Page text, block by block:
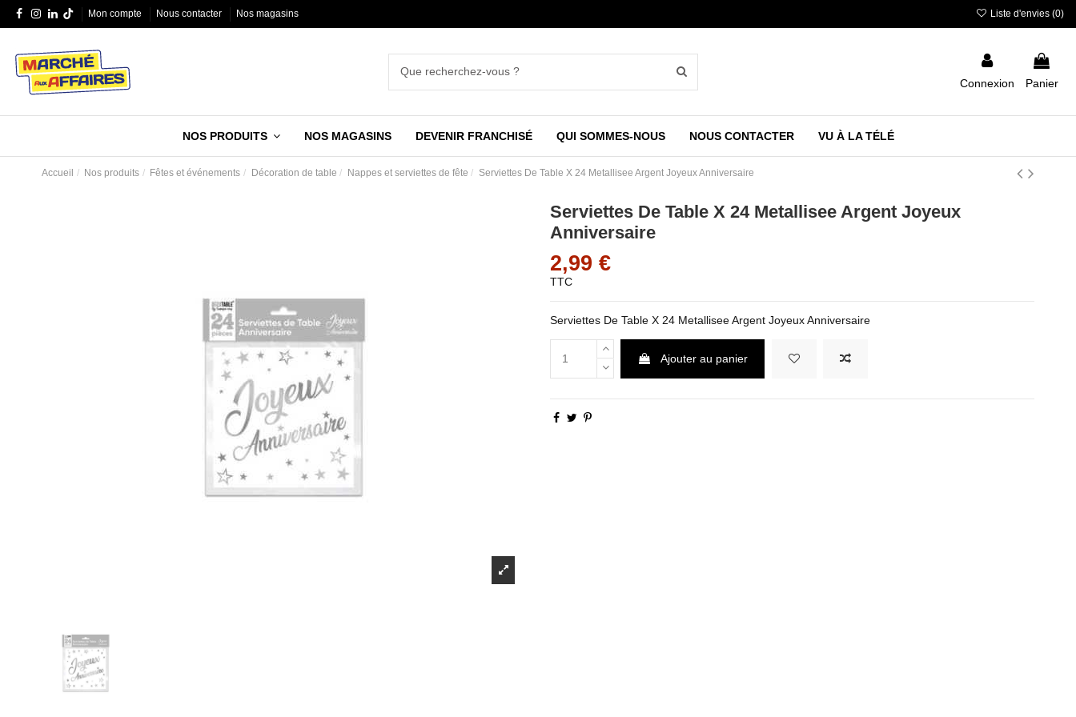
Mon compte Nous contacter Nos magasins Liste d'envies (0)
Connexion Panier
NOS PRODUITS NOS MAGASINS DEVENIR FRANCHISÉ QUI SOMMES-NOUS NOUS CONTACTER VU À LA TÉLÉ
Accueil Nos produits Fêtes et événements Décoration de table Nappes et serviettes de fête Serviettes De Table X 24 Metallisee Argent Joyeux Anniversaire
Serviettes De Table X 24 Metallisee Argent Joyeux
Anniversaire
2,99 €
TTC
Serviettes De Table X 24 Metallisee Argent Joyeux Anniversaire
Ajouter au panier